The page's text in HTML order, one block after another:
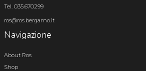
Tel. 035.670299
ros@ros.bergamo.it
Navigazione
About Ros
Shop